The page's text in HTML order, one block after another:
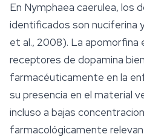
En Nymphaea caerulea, los
identificados son nuciferina
et al., 2008). La apomorfina
receptores de dopamina
farmacéuticamente en la
su presencia en el material
incluso a bajas
farmacológicamente